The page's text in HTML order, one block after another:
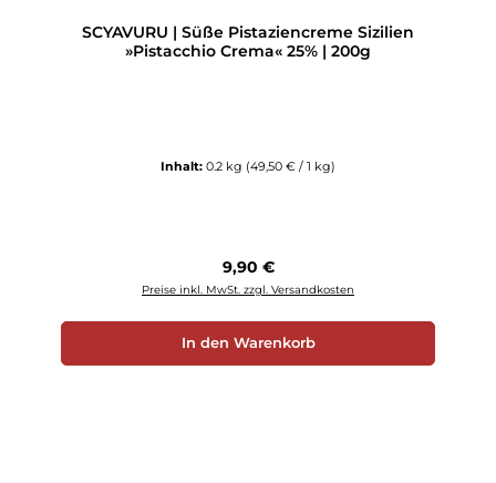
SCYAVURU | Süße Pistaziencreme Sizilien
»Pistacchio Crema« 25% | 200g
Inhalt: 0.2 kg (49,50 € / 1 kg)
Regulärer Preis:
9,90 €
Preise inkl. MwSt. zzgl. Versandkosten
In den Warenkorb